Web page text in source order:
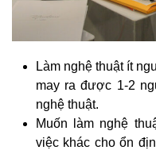
Làm nghệ thuật ít
may ra được 1-2
nghệ thuật.
Muốn làm nghệ
việc khác cho ổn